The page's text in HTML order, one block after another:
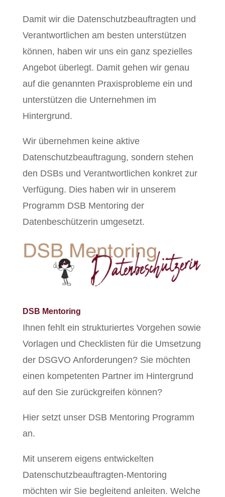
Damit wir die Datenschutzbeauftragten und
Verantwortlichen am besten unterstützen
können, haben wir uns ein ganz spezielles
Angebot überlegt. Damit gehen wir genau
auf die genannten Praxisprobleme ein und
unterstützen die Unternehmen im
Hintergrund.
Wir übernehmen keine aktive
Datenschutzbeauftragung, sondern stehen
den DSBs und Verantwortlichen konkret zur
Verfügung. Dies haben wir in unserem
Programm DSB Mentoring der
Datenbeschützerin umgesetzt.
DSB Mentoring
Ihnen fehlt ein strukturiertes Vorgehen sowie
Vorlagen und Checklisten für die Umsetzung
der DSGVO Anforderungen? Sie möchten
einen kompetenten Partner im Hintergrund
auf den Sie zurückgreifen können?
Hier setzt unser DSB Mentoring Programm
an.
Mit unserem eigens entwickelten
Datenschutzbeauftragten-Mentoring
möchten wir Sie begleitend anleiten. Welche